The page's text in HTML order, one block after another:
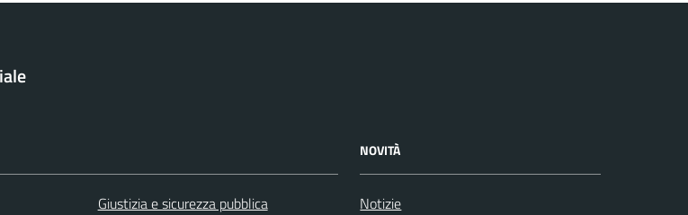
Giustizia e sicurezza pubblica
NOVITÀ
Notizie